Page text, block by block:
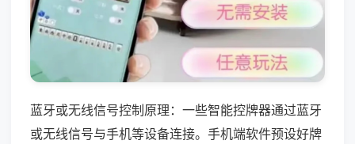
蓝牙或无线信号控制原理：一些智能控牌器通过蓝牙
或无线信号与手机等设备连接。手机端软件预设好牌